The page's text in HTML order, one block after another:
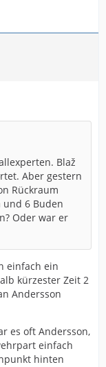
Blaž
Aber gestern
Rückraum
6 Buden
Oder war er
einfach ein
kürzester Zeit 2
Andersson
es oft Andersson,
einfach
hinten